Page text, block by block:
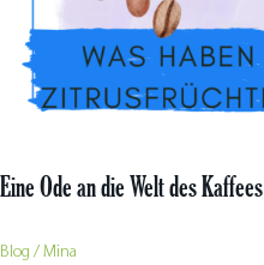
Eine Ode an die Welt des Kaffees
Blog / Mina
Kaffees